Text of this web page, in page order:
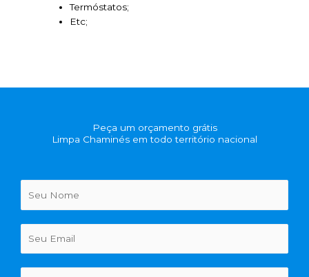
Termóstatos;
Etc;
Peça um orçamento grátis
Limpa Chaminés em todo território nacional